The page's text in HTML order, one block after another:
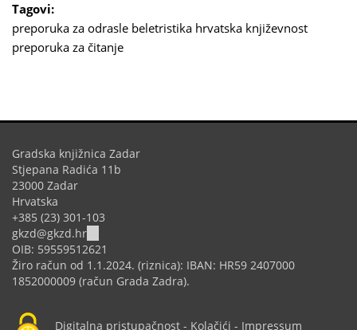
Tagovi:
preporuka za odrasle beletristika hrvatska književnost
preporuka za čitanje
Gradska knjižnica Zadar
Stjepana Radića 11b
23000 Zadar
Hrvatska
+385 (23) 301-103
gkzd@gkzd.hr
sends
e-
mail)
OIB: 59559512621
Žiro račun od 1.1.2024. (riznica): IBAN: HR59 2407000
1852000009 (račun Grada Zadra).
Digitalna pristupačnost - Kolačići - Impressum